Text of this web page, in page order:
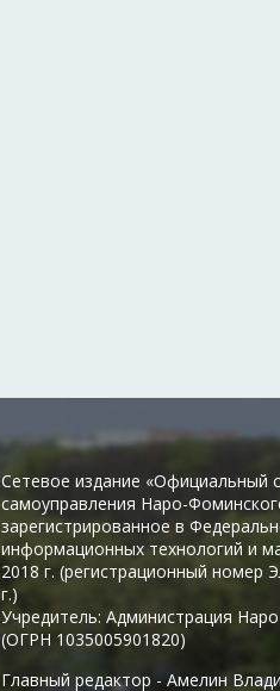
Сетевое издание «Официальный
самоуправления Наро-
зарегистрированное в
информационных технологий и
2018 г. (регистрационный
г.)
Учредитель: Администрация
(ОГРН 1035005901820)
Главный редактор - Амелин